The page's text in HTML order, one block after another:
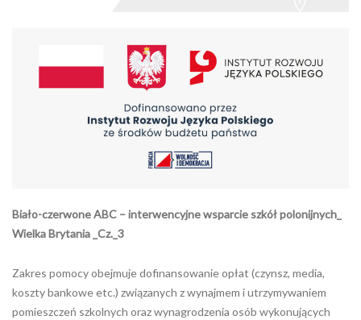
Biało-czerwone ABC – interwencyjne wsparcie szkół polonijnych_
Wielka Brytania _Cz._3
Zakres pomocy obejmuje dofinansowanie opłat (czynsz, media,
koszty bankowe etc.) związanych z wynajmem i utrzymywaniem
pomieszczeń szkolnych oraz wynagrodzenia osób wykonujących